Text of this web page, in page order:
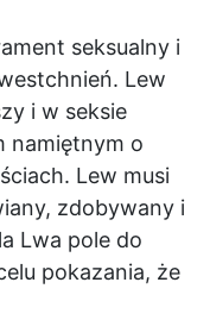
seksualny i
Lew
i w seksie
namiętnym o
Lew musi
zdobywany i
Lwa pole do
pokazania, że